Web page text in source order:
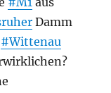
Damm
#Wittenau